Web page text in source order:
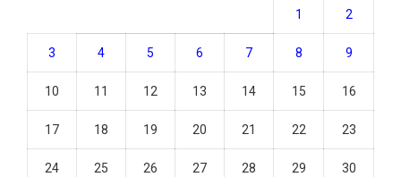
1 2
3 4 5 6 7 8 9
10 11 12 13 14 15 16
17 18 19 20 21 22 23
24 25 26 27 28 29 30